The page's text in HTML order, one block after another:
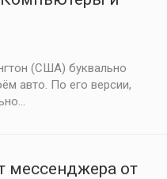
(США) буквально
авто. По его версии,
мессенджера от